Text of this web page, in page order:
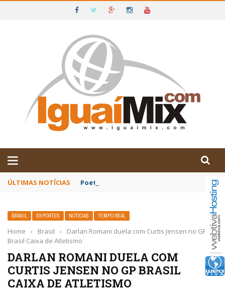
IGUAÍ E SUDOESTE DA BAHIA
ÚLTIMAS NOTÍCIAS Poetas baianos representam o Brasil no
BRASIL ESPORTES NOTÍCIAS TEMPO REAL
Home › Brasil ›
Darlan Romani duela com Curtis Jensen no GP
Brasil Caixa de Atletismo
DARLAN ROMANI DUELA COM
CURTIS JENSEN NO GP BRASIL
CAIXA DE ATLETISMO